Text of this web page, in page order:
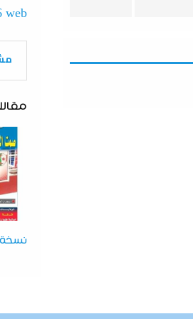
web
نسخة 11 جويلية 2026